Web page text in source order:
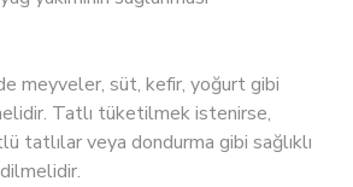
meyveler, süt, kefir, yoğurt gibi
Tatlı tüketilmek istenirse,
tatlılar veya dondurma gibi sağlıklı